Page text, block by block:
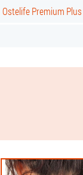
Ostelife Premium